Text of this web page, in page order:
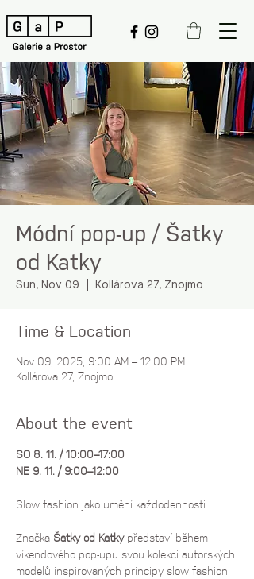
Módní pop-up / Šatky
od Katky
Sun, Nov 09 Kollárova 27, Znojmo
Time & Location
Nov 09, 2025, 9:00 AM – 12:00 PM
Kollárova 27, Znojmo
About the event
SO 8. 11. / 10:00–17:00
NE 9. 11. / 9:00–12:00
Slow fashion jako umění každodennosti.
Značka Šatky od Katky představí během
víkendového pop-upu svou kolekci autorských
modelů inspirovaných principy slow fashion.